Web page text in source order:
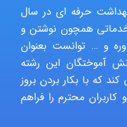
Alirez0990
hosein abdolvand
حرفه ای در سال
خدماتی همچون نوشتن و
و … توانست بعنوان
آموختگان این رشته
که با بکار بردن بروز
محترم را فراهم